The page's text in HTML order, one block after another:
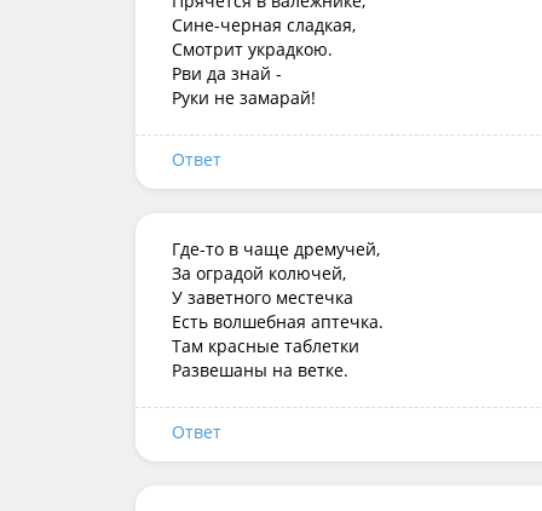
Сине-черная сладкая,
Смотрит украдкою.
Рви да знай -
Руки не замарай!
Ответ
Где-то в чаще дремучей,
За оградой колючей,
У заветного местечка
Есть волшебная аптечка.
Там красные таблетки
Развешаны на ветке.
Ответ